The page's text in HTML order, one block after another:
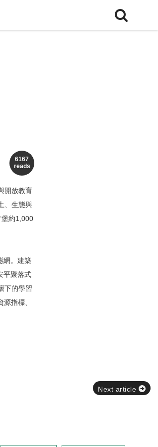
6167
reads
開放教育
、生態與
堡約1,000
網。建築
平聚落式
下的學習
指標、
Next article